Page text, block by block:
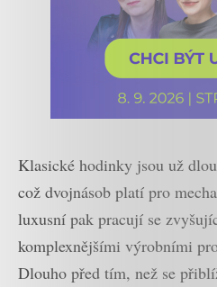
Klasické hodinky jsou už
což dvojnásob platí pro
luxusní pak pracují se
komplexnějšími výrobními
Dlouho před tím, než se